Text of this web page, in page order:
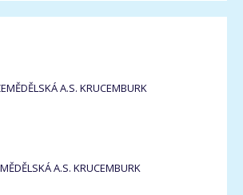
A.S. KRUCEMBURK